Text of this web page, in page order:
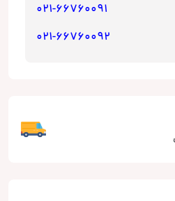
021-66760091
021-66760092